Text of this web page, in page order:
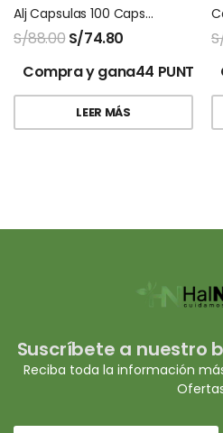
Alj Capsulas 100 Capsulas Natures Sunshine
S/88.00 S/74.80
Compra y gana44 PUNTOS!
LEER MÁS
Suscríbete a nuestro
Reciba toda la información